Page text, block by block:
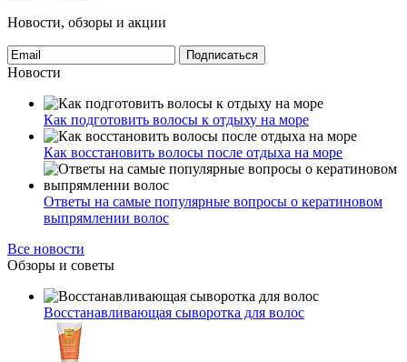
Новости, обзоры и акции
Подписаться
Новости
Как подготовить волосы к отдыху на море
Как восстановить волосы после отдыха на море
Ответы на самые популярные вопросы о кератиновом
выпрямлении волос
Все новости
Обзоры и советы
Восстанавливающая сыворотка для волос